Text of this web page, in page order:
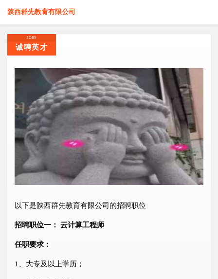
陕西群先教育有限公司
JOBS
诚聘英才
以下是陕西群先教育有限公司的招聘职位
招聘职位一： 云计算工程师
任职要求：
1、大专及以上学历；